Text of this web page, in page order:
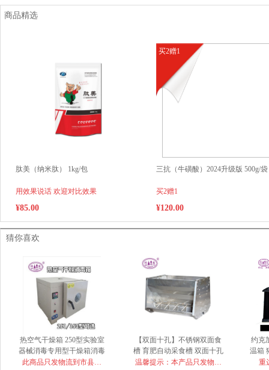
商品精选
肽美（纳米肽） 1kg/包
用效果说话 欢迎对比效果
¥85.00
买2赠1
三抗（牛磺酸）2024升级版 500g/袋
买2赠1
¥120.00
猜你喜欢
热空气干燥箱 250型实验室
器械消毒专用型干燥箱消毒
箱 250型
此商品只发物流到市县自
【双面十孔】不锈钢双面食
槽 育肥自动采食槽 双面十孔
温馨提示：本产品只发物流
约克
温箱
重